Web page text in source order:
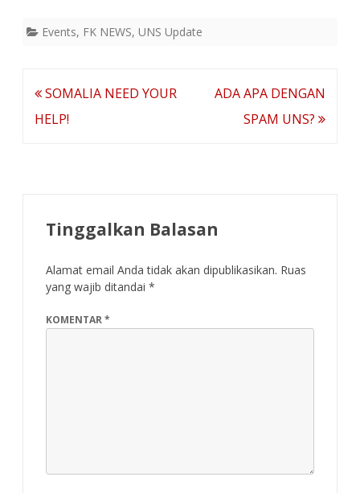
Events, FK NEWS, UNS Update
Navigasi
pos
SOMALIA NEED YOUR
HELP!
ADA APA DENGAN
SPAM UNS?
Tinggalkan Balasan
Alamat email Anda tidak akan dipublikasikan. Ruas
yang wajib ditandai *
KOMENTAR*